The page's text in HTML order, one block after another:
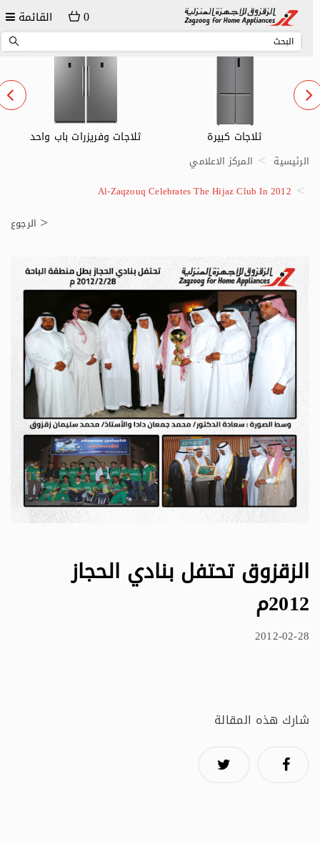
القائمة 0
ثلاجات كبيرة ثلاجات وفريزرات باب واحد
الرئيسية
المركز الاعلامي
Al-Zaqzouq Celebrates The Hijaz Club In 2012
الرجوع
الزقزوق تحتفل بنادي الحجاز
2012م
2012-02-28
شارك هذه المقالة